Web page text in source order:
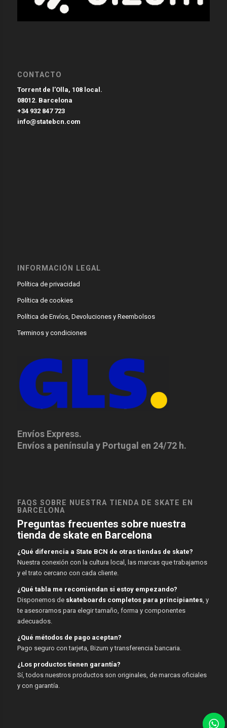
CONTACTO
Torrent de l’Olla, 108 local.
08012. Barcelona
+34 932 847 723
info@statebcn.com
INFORMACIÓN LEGAL
Política de privacidad
Política de cookies
Política de Envíos, Devoluciones y Reembolsos
Terminos y condiciones
Envíos Express.
Envíos a península y Portugal en 24/72 h.
FAQS SOBRE NUESTRA TIENDA DE SKATE EN
BARCELONA
Preguntas frecuentes sobre nuestra
tienda de skate en Barcelona
¿Qué diferencia a State BCN de otras tiendas de skate?
Nuestra conexión con la cultura local, las marcas que trabajamos
y el trato cercano con cada cliente.
¿Qué tabla me recomiendan si estoy empezando?
Disponemos de skateboards completos para principiantes, y
te asesoramos para elegir tamaño, forma y componentes
adecuados.
¿Qué métodos de pago aceptan?
Pago seguro con tarjeta, Bizum y transferencia bancaria.
¿Los productos tienen garantía?
Sí, todos nuestros productos son originales, de marcas oficiales
y con garantía.